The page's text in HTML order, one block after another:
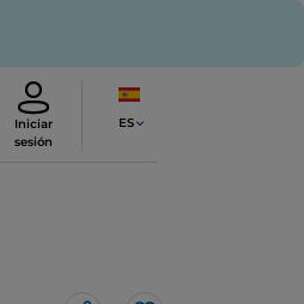
Iniciar
sesión
ES